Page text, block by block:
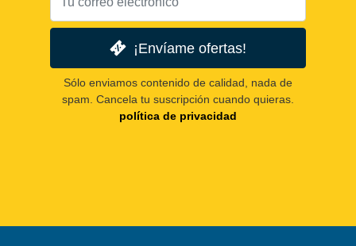
¡Envíame ofertas!
Sólo enviamos contenido de calidad, nada de
spam. Cancela tu suscripción cuando quieras.
política de privacidad